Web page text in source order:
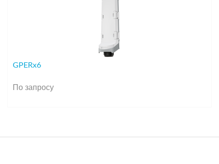
GPERx6
По запросу